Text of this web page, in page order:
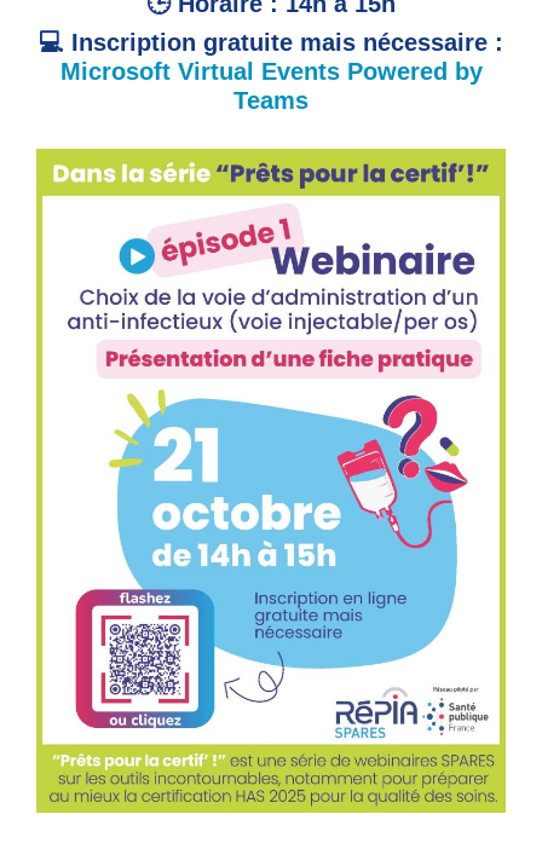
💻 Inscription gratuite mais nécessaire :
Microsoft Virtual Events Powered by
Teams